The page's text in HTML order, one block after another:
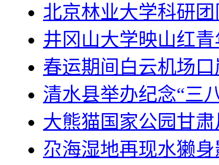
北京林业大学科研
井冈山大学映山红
春运期间白云机场
清水县举办纪念“三
大熊猫国家公园甘
尕海湿地再现水獭